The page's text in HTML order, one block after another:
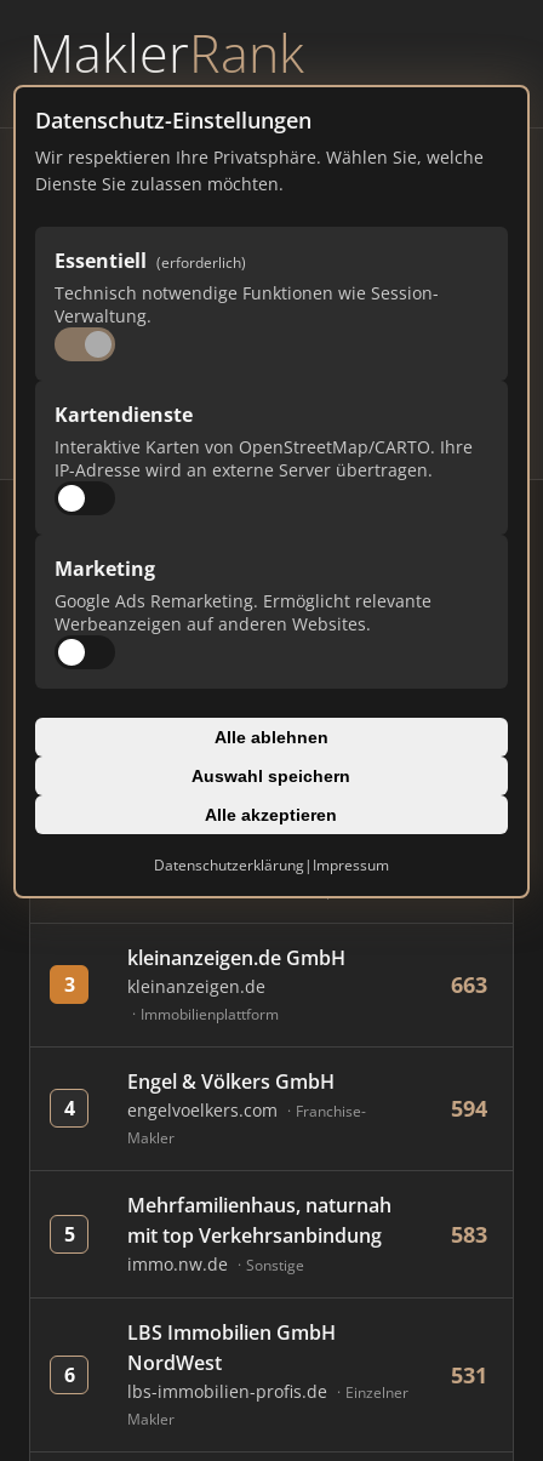
MaklerRank
powered byWAVEPOINT
Datenschutz-Einstellungen
Wir respektieren Ihre Privatsphäre. Wählen Sie, welche
Dienste Sie zulassen möchten.
Essentiell (erforderlich)
Technisch notwendige Funktionen wie Session-
Verwaltung.
Kartendienste
Interaktive Karten von OpenStreetMap/CARTO. Ihre
IP-Adresse wird an externe Server übertragen.
Marketing
Google Ads Remarketing. Ermöglicht relevante
Werbeanzeigen auf anderen Websites.
Alle ablehnen
Auswahl speichern
Alle akzeptieren
Datenschutzerklärung| Impressum
Immobilienmakler Rheda-
Wiedenbrück – Ranking Juli
2026
NORDRHEIN-WESTFALEN
74
Makler Makler-Keywords
Stand: Juli 2026
#
Immobilien Scout GmbH
immobilienscout24.de
AVIV Germany GmbH
3
kleinanzeigen.de GmbH
kleinanzeigen.de
Immobilienplattform
663
4
Engel & Völkers GmbH
engelvoelkers.com
Franchise-
Makler
594
5
Mehrfamilienhaus, naturnah
mit top Verkehrsanbindung
immo.nw.de Sonstige
583
6
LBS Immobilien GmbH
NordWest
lbs-immobilien-profis.de
Einzelner
Makler
531